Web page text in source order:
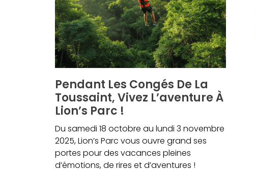
Pendant Les Congés De La
Toussaint, Vivez L’aventure À
Lion’s Parc !
Du samedi 18 octobre au lundi 3 novembre
2025, Lion’s Parc vous ouvre grand ses
portes pour des vacances pleines
d’émotions, de rires et d’aventures !